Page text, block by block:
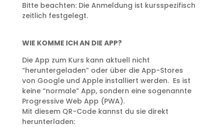
Bitte beachten: Die Anmeldung ist kursspezifisch
zeitlich festgelegt.
WIE KOMME ICH AN DIE APP?
Die App zum Kurs kann aktuell nicht
“heruntergeladen” oder über die App-Stores
von Google und Apple installiert werden. Es ist
keine “normale” App, sondern eine sogenannte
Progressive Web App (PWA).
Mit diesem QR-Code kannst du sie direkt
herunterladen: